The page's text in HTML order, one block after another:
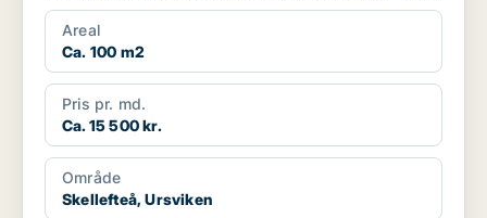
Areal
Ca. 100 m2
Pris pr. md.
Ca. 15 500 kr.
Område
Skellefteå, Ursviken